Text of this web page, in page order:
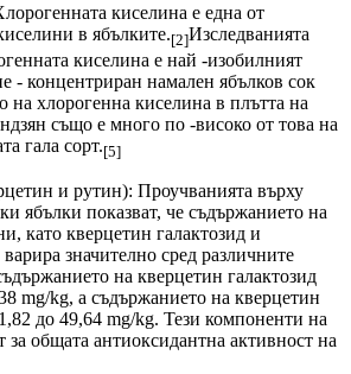
киселина е една от
в ябълките.[2]Изследванията
киселина е най -изобилният
- концентриран намален ябълков сок
хлорогенна киселина в плътта на
също е много по -високо от това на
гала сорт.[5]
и рутин): Проучванията върху
ябълки показват, че съдържанието на
като кверцетин галактозид и
значително сред различните
на кверцетин галактозид
mg/kg, а съдържанието на кверцетин
до 49,64 mg/kg. Тези компоненти на
за общата антиоксидантна активност на